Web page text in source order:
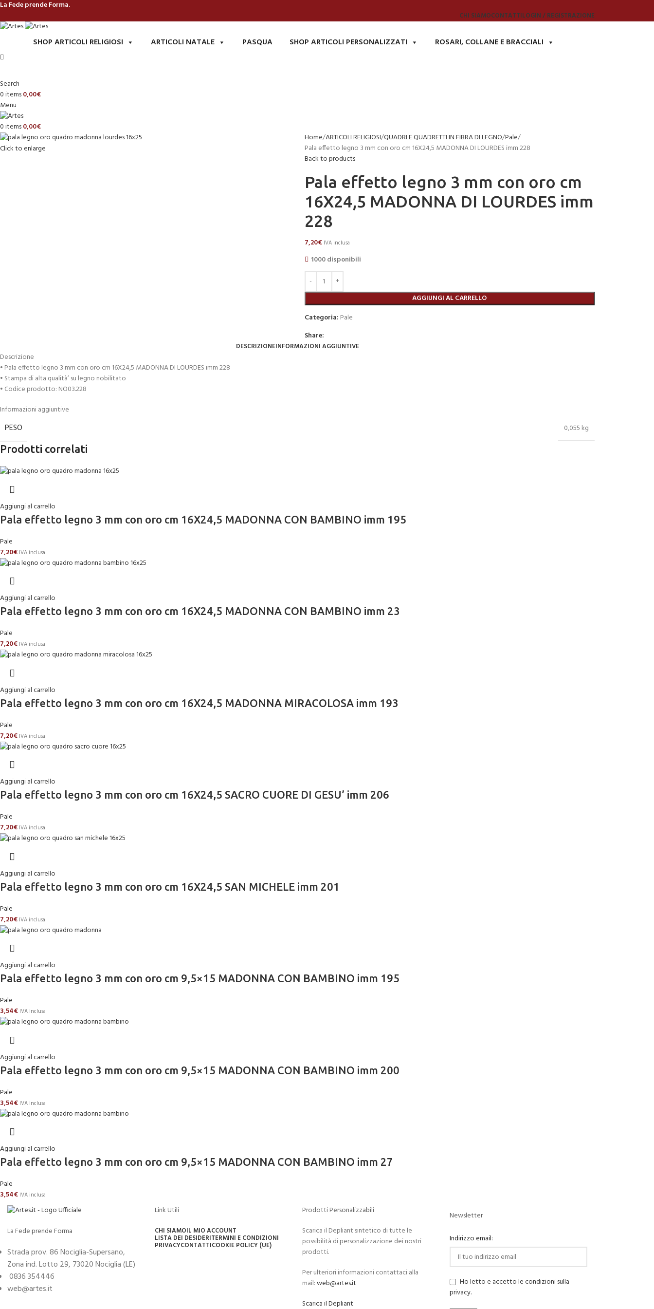
La Fede prende Forma.
CHI SIAMOCONTATTILOGIN / REGISTRAZIONE
SHOP ARTICOLI RELIGIOSI ARTICOLI NATALE PASQUA SHOP ARTICOLI PERSONALIZZATI ROSARI, COLLANE E BRACCIALI
Search
0items0,00€
Menu
0items0,00€
Click to enlarge
Home ARTICOLI RELIGIOSI QUADRI E QUADRETTI IN FIBRA DI LEGNO Pale
Pala effetto legno 3 mm con oro cm 16X24,5 MADONNA DI LOURDES imm 228
Back to products
Pala effetto legno 3 mm con oro cm
16X24,5 MADONNA DI LOURDES imm
228
7,20€ IVA inclusa
1000 disponibili
AGGIUNGI AL CARRELLO
Categoria: Pale
Share:
DESCRIZIONEINFORMAZIONI AGGIUNTIVE
Descrizione
• Pala effetto legno 3 mm con oro cm 16X24,5 MADONNA DI LOURDES imm 228
• Stampa di alta qualità’ su legno nobilitato
• Codice prodotto: NO03.228
Informazioni aggiuntive
PESO 0,055 kg
Prodotti correlati
Aggiungi al carrello
Pala effetto legno 3 mm con oro cm 16X24,5 MADONNA CON BAMBINO imm 195
Pale
7,20€ IVA inclusa
Aggiungi al carrello
Pala effetto legno 3 mm con oro cm 16X24,5 MADONNA CON BAMBINO imm 23
Pale
7,20€ IVA inclusa
Aggiungi al carrello
Pala effetto legno 3 mm con oro cm 16X24,5 MADONNA MIRACOLOSA imm 193
Pale
7,20€ IVA inclusa
Aggiungi al carrello
Pala effetto legno 3 mm con oro cm 16X24,5 SACRO CUORE DI GESU’ imm 206
Pale
7,20€ IVA inclusa
Aggiungi al carrello
Pala effetto legno 3 mm con oro cm 16X24,5 SAN MICHELE imm 201
Pale
7,20€ IVA inclusa
Aggiungi al carrello
Pala effetto legno 3 mm con oro cm 9,5×15 MADONNA CON BAMBINO imm 195
Pale
3,54€ IVA inclusa
Aggiungi al carrello
Pala effetto legno 3 mm con oro cm 9,5×15 MADONNA CON BAMBINO imm 200
Pale
3,54€ IVA inclusa
Aggiungi al carrello
Pala effetto legno 3 mm con oro cm 9,5×15 MADONNA CON BAMBINO imm 27
Pale
3,54€ IVA inclusa
La Fede prende Forma
Strada prov. 86 Nociglia-Supersano,
Zona ind. Lotto 29, 73020 Nociglia (LE)
0836 354446
web@artes.it
Link Utili
CHI SIAMOIL MIO ACCOUNT
LISTA DEI DESIDERITERMINI E CONDIZIONI
PRIVACYCONTATTICOOKIE POLICY (UE)
Prodotti Personalizzabili
Scarica il Depliant sintetico di tutte le
possibilità di personalizzazione dei nostri
prodotti.
Per ulteriori informazioni contattaci alla
mail:web@artes.it
Scarica il Depliant
Newsletter
Indirizzo email:
Ho letto e accetto le condizioni sulla
privacy.